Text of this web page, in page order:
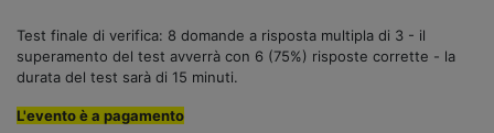
Test finale di verifica: 8 domande a risposta multipla di 3 - il
superamento del test avverrà con 6 (75%) risposte corrette - la
durata del test sarà di 15 minuti.
L'evento è a pagamento